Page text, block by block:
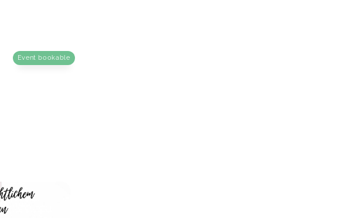
Event bookable